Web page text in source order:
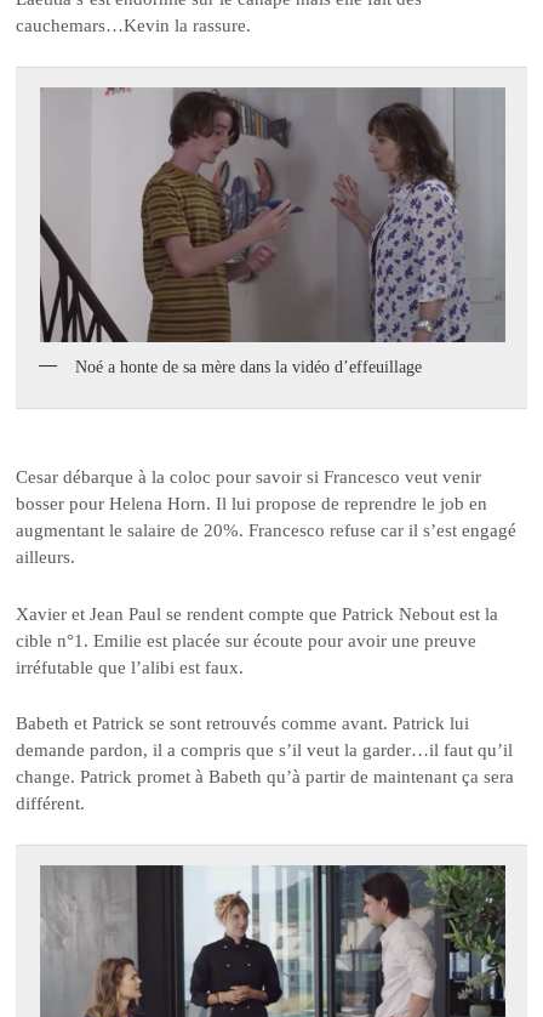
cauchemars…Kevin la rassure.
Noé a honte de sa mère dans la vidéo d’effeuillage
Cesar débarque à la coloc pour savoir si Francesco veut venir
bosser pour Helena Horn. Il lui propose de reprendre le job en
augmentant le salaire de 20%. Francesco refuse car il s’est engagé
ailleurs.
Xavier et Jean Paul se rendent compte que Patrick Nebout est la
cible n°1. Emilie est placée sur écoute pour avoir une preuve
irréfutable que l’alibi est faux.
Babeth et Patrick se sont retrouvés comme avant. Patrick lui
demande pardon, il a compris que s’il veut la garder…il faut qu’il
change. Patrick promet à Babeth qu’à partir de maintenant ça sera
différent.